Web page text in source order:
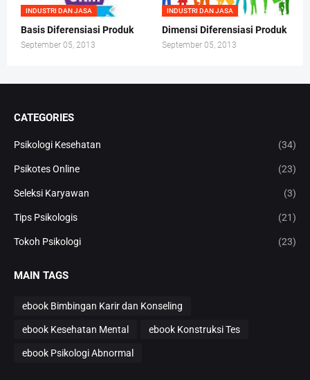
INDUSTRI DAN JASA
Basis Diferensiasi Produk
September 05, 2013
INDUSTRI DAN JASA
Dimensi Diferensiasi Produk
September 05, 2013
CATEGORIES
Psikologi Kesehatan (34)
Psikotes Online (23)
Seleksi Karyawan (3)
Tips Psikologis (21)
Tokoh Psikologi (23)
MAIN TAGS
ebook Bimbingan Karir dan Konseling
ebook Kesehatan Mental ebook Konstruksi Tes
ebook Psikologi Abnormal